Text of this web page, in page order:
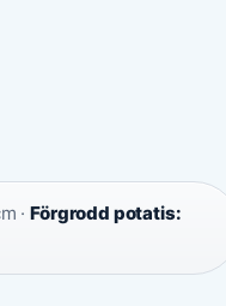
·Förgrodd potatis: